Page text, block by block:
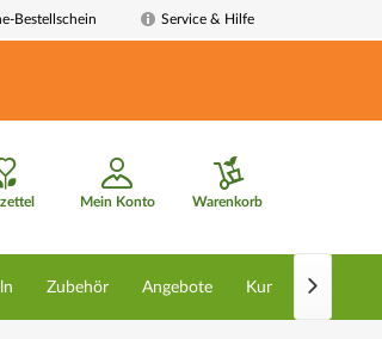
Bestellschein Service & Hilfe
Mein Konto Warenkorb
Zubehör Angebote Kunstpflanzen
